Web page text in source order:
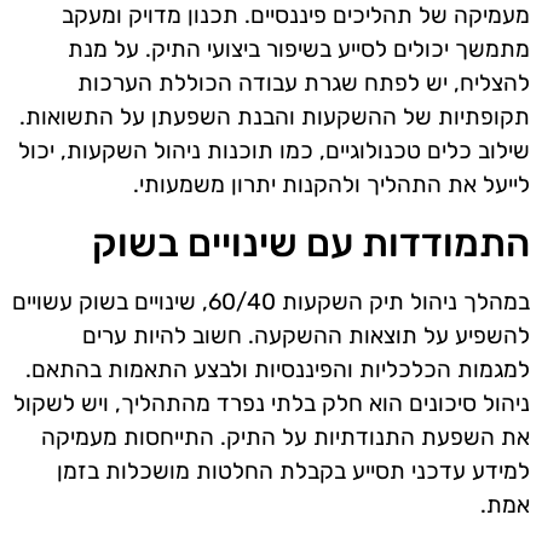
מעמיקה של תהליכים פיננסיים. תכנון מדויק ומעקב
מתמשך יכולים לסייע בשיפור ביצועי התיק. על מנת
להצליח, יש לפתח שגרת עבודה הכוללת הערכות
תקופתיות של ההשקעות והבנת השפעתן על התשואות.
שילוב כלים טכנולוגיים, כמו תוכנות ניהול השקעות, יכול
לייעל את התהליך ולהקנות יתרון משמעותי.
התמודדות עם שינויים בשוק
במהלך ניהול תיק השקעות 60/40, שינויים בשוק עשויים
להשפיע על תוצאות ההשקעה. חשוב להיות ערים
למגמות הכלכליות והפיננסיות ולבצע התאמות בהתאם.
ניהול סיכונים הוא חלק בלתי נפרד מהתהליך, ויש לשקול
את השפעת התנודתיות על התיק. התייחסות מעמיקה
למידע עדכני תסייע בקבלת החלטות מושכלות בזמן
אמת.